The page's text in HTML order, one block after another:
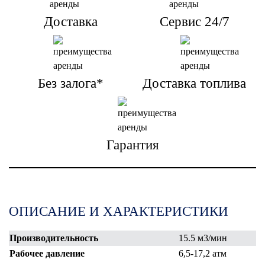
Доставка Сервис 24/7
Без залога* Доставка топлива
Гарантия
ОПИСАНИЕ И ХАРАКТЕРИСТИКИ
Производительность
15.5 м3/мин
Рабочее давление
6,5-17,2 атм